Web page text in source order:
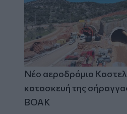
Νέο αεροδρόμιο
κατασκευή της
ΒΟΑΚ